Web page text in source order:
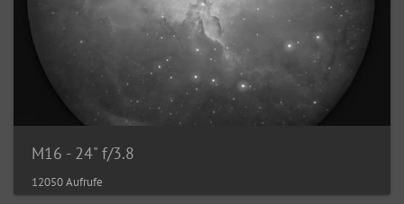
M16 - 24" f/3.8
12050 Aufrufe